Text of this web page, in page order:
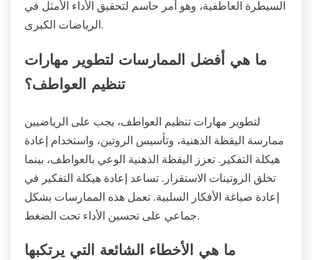
السيطرة العاطفية، وهو أمر حاسم لتحقيق الأداء الأمثل في
الرياضات الكبرى.
ما هي أفضل الممارسات لتطوير مهارات
تنظيم العواطف؟
لتطوير مهارات تنظيم العواطف، يجب على الرياضيين
ممارسة اليقظة الذهنية، وتأسيس الروتين، واستخدام إعادة
هيكلة التفكير. تعزز اليقظة الذهنية الوعي بالعواطف، بينما
تخلق الروتينات الاستقرار. تساعد إعادة هيكلة التفكير في
إعادة صياغة الأفكار السلبية. تعمل هذه الممارسات بشكل
جماعي على تحسين الأداء تحت الضغط.
ما هي الأخطاء الشائعة التي يرتكبها